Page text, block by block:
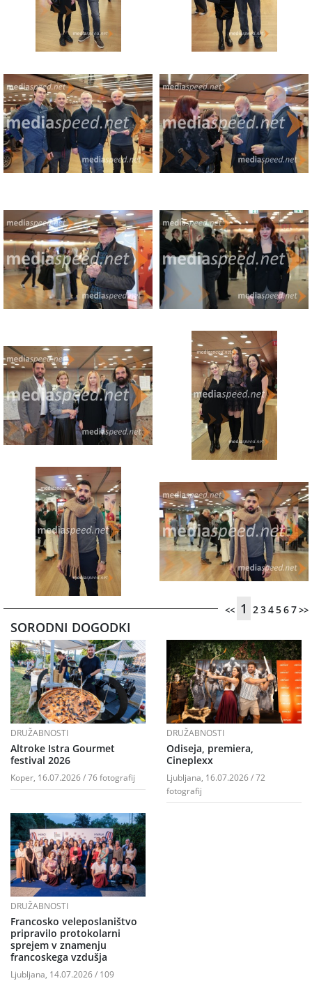
<< 1 234567>>
SORODNI DOGODKI
DRUŽABNOSTI
Altroke Istra Gourmet
festival 2026
Koper, 16.07.2026 / 76 fotografij
DRUŽABNOSTI
Odiseja, premiera,
Cineplexx
Ljubljana, 16.07.2026 / 72
fotografij
DRUŽABNOSTI
Francosko veleposlaništvo
pripravilo protokolarni
sprejem v znamenju
francoskega vzdušja
Ljubljana, 14.07.2026 / 109